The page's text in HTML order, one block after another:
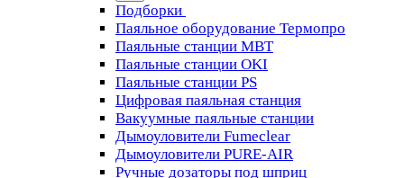
Подборки
Паяльное оборудование Термопро
Паяльные станции MBT
Паяльные станции OKI
Паяльные станции PS
Цифровая паяльная станция
Вакуумные паяльные станции
Дымоуловители Fumeclear
Дымоуловители PURE-AIR
Ручные дозаторы под шприц